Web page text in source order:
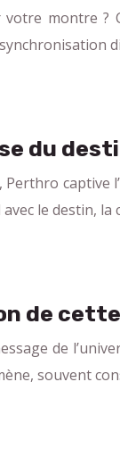
votre montre
du
captive
le destin, la
de
de
souvent